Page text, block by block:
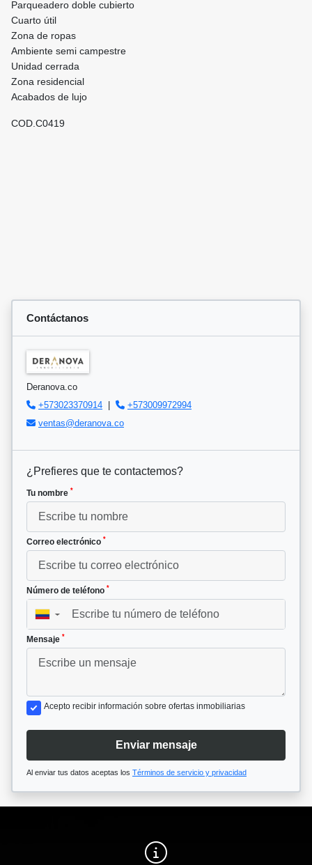
Parqueadero doble cubierto
Cuarto útil
Zona de ropas
Ambiente semi campestre
Unidad cerrada
Zona residencial
Acabados de lujo
COD.C0419
Contáctanos
Deranova.co
+573023370914 |
+573009972994
ventas@deranova.co
¿Prefieres que te contactemos?
Tu nombre *
Correo electrónico *
Número de teléfono *
▼
Mensaje *
Acepto recibir información sobre ofertas inmobiliarias
Enviar mensaje
Al enviar tus datos aceptas los Términos de servicio y privacidad